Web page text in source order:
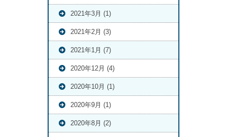
2021年3月 (1)
2021年2月 (3)
2021年1月 (7)
2020年12月 (4)
2020年10月 (1)
2020年9月 (1)
2020年8月 (2)